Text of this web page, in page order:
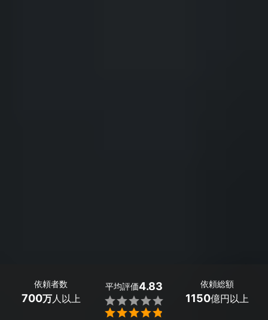
依頼者数
700万人以上
平均評価4.83


依頼総額
1150億円以上